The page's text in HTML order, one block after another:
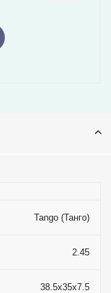
Tango (Танго)
2.45
38.5x35x7.5